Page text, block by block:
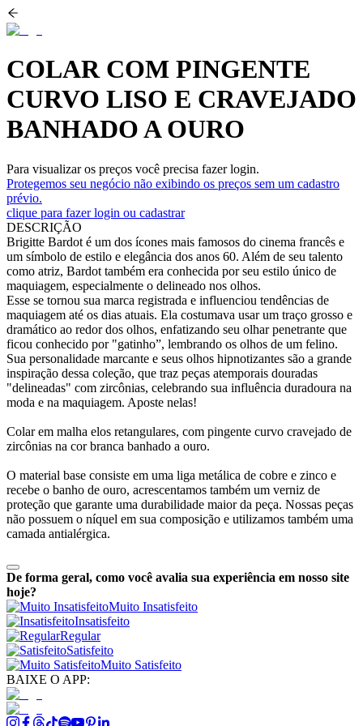
COLAR COM PINGENTE
CURVO LISO E CRAVEJADO
BANHADO A OURO
Para visualizar os preços você precisa fazer login.
Protegemos seu negócio não exibindo os preços sem um cadastro
prévio.
clique para fazer login ou cadastrar
DESCRIÇÃO
Brigitte Bardot é um dos ícones mais famosos do cinema francês e
um símbolo de estilo e elegância dos anos 60. Além de seu talento
como atriz, Bardot também era conhecida por seu estilo único de
maquiagem, especialmente o delineado nos olhos.
Esse se tornou sua marca registrada e influenciou tendências de
maquiagem até os dias atuais. Ela costumava usar um traço grosso e
dramático ao redor dos olhos, enfatizando seu olhar penetrante que
ficou conhecido por "gatinho”, lembrando os olhos de um felino.
Sua personalidade marcante e seus olhos hipnotizantes são a grande
inspiração dessa coleção, que traz peças atemporais douradas
"delineadas" com zircônias, celebrando sua influência duradoura na
moda e na maquiagem. Aposte nelas!
Colar em malha elos retangulares, com pingente curvo cravejado de
zircônias na cor branca banhado a ouro.
O material base consiste em uma liga metálica de cobre e zinco e
recebe o banho de ouro, acrescentamos também um verniz de
proteção que garante uma durabilidade maior da peça. Nossas peças
não possuem o níquel em sua composição e utilizamos também uma
camada antialérgica.
De forma geral, como você avalia sua experiência em nosso site
hoje?
Muito Insatisfeito
Insatisfeito
Regular
Satisfeito
Muito Satisfeito
BAIXE O APP: